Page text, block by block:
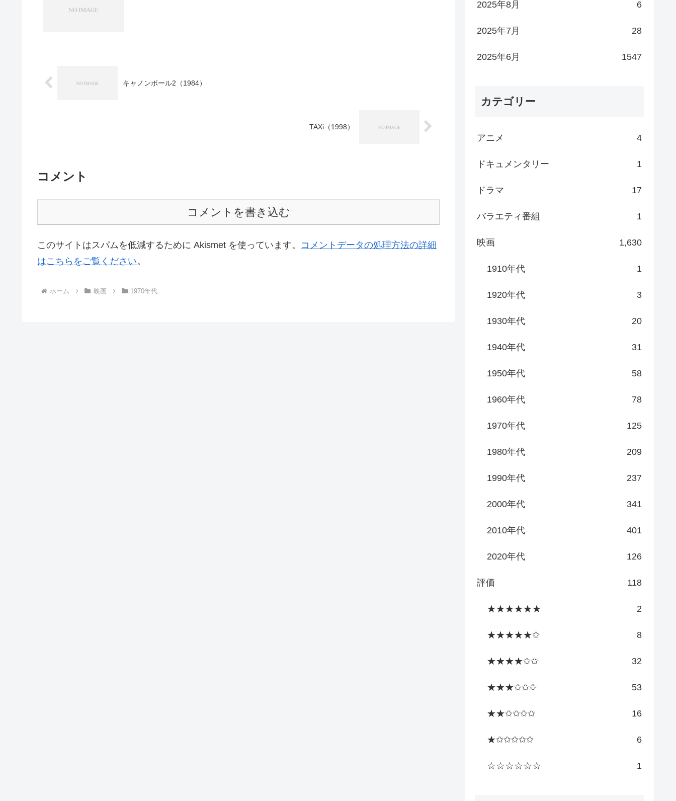
キャノンボール2（1984）
TAXi（1998）
コメント
コメントを書き込む
このサイトはスパムを低減するために Akismet を使っています。 コメントデータの処理方法の詳細
はこちらをご覧ください。
ホーム 映画 1970年代
2025年8月 6
2025年7月 28
2025年6月 1547
カテゴリー
アニメ 4
ドキュメンタリー 1
ドラマ 17
バラエティ番組 1
映画 1,630
1910年代 1
1920年代 3
1930年代 20
1940年代 31
1950年代 58
1960年代 78
1970年代 125
1980年代 209
1990年代 237
2000年代 341
2010年代 401
2020年代 126
評価 118
★★★★★★ 2
★★★★★✩ 8
★★★★✩✩ 32
★★★✩✩✩ 53
★★✩✩✩✩ 16
★✩✩✩✩✩ 6
☆☆☆☆☆☆ 1